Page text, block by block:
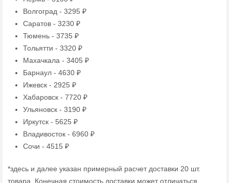
Волгоград - 3295 ₽
Саратов - 3230 ₽
Тюмень - 3735 ₽
Тольятти - 3320 ₽
Махачкала - 3405 ₽
Барнаул - 4630 ₽
Ижевск - 2925 ₽
Хабаровск - 7720 ₽
Ульяновск - 3190 ₽
Иркутск - 5625 ₽
Владивосток - 6960 ₽
Сочи - 4515 ₽
*здесь и далее указан примерный расчет доставки 20 шт.
товара. Конечная стоимость доставки может отличаться.